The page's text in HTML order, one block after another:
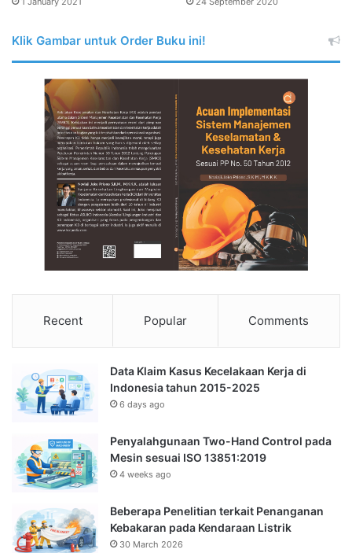
Klik Gambar untuk Order Buku ini!
Recent Popular Comments
Data Klaim Kasus Kecelakaan Kerja di
Indonesia tahun 2015-2025
6 days ago
Penyalahgunaan Two-Hand Control pada
Mesin sesuai ISO 13851:2019
4 weeks ago
Beberapa Penelitian terkait Penanganan
Kebakaran pada Kendaraan Listrik
30 March 2026